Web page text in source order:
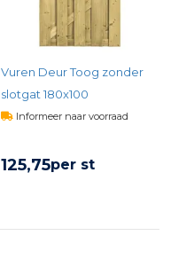
Vuren Deur Toog zonder
slotgat 180x100
Informeer naar voorraad
125,75per st